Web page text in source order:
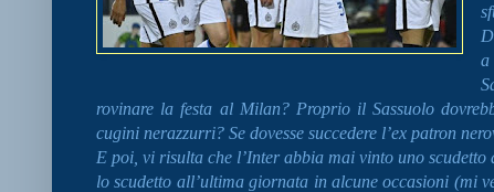
a
rovinare la festa al Milan? Proprio il Sassuolo
cugini nerazzurri? Se dovesse succedere l’ex patron
E poi, vi risulta che l’Inter abbia mai vinto uno
lo scudetto all’ultima giornata in alcune occasioni (mi